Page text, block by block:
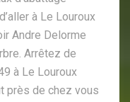
à Le Louroux
Andre Delorme
Arrêtez de
à Le Louroux
près de chez vous